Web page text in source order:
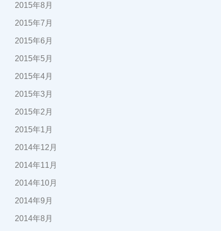
2015年8月
2015年7月
2015年6月
2015年5月
2015年4月
2015年3月
2015年2月
2015年1月
2014年12月
2014年11月
2014年10月
2014年9月
2014年8月